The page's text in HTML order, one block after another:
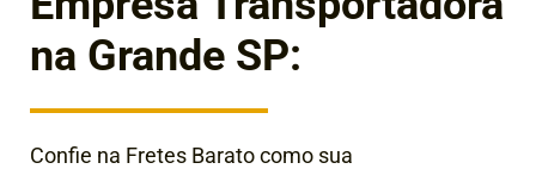
na Grande SP:
Confie na Fretes Barato como sua